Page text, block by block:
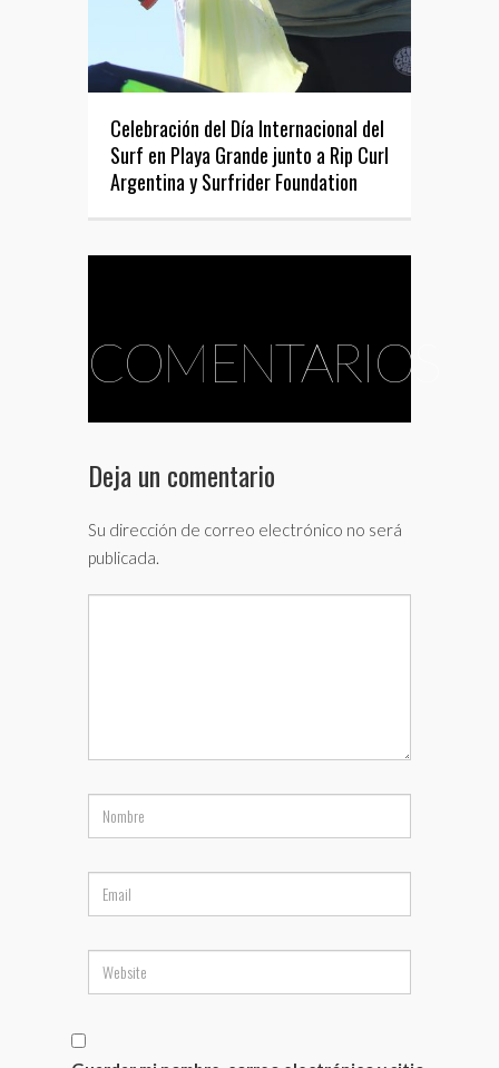
Celebración del Día Internacional del
Surf en Playa Grande junto a Rip Curl
Argentina y Surfrider Foundation
COMENTARIOS
Deja un comentario
Su dirección de correo electrónico no será
publicada.